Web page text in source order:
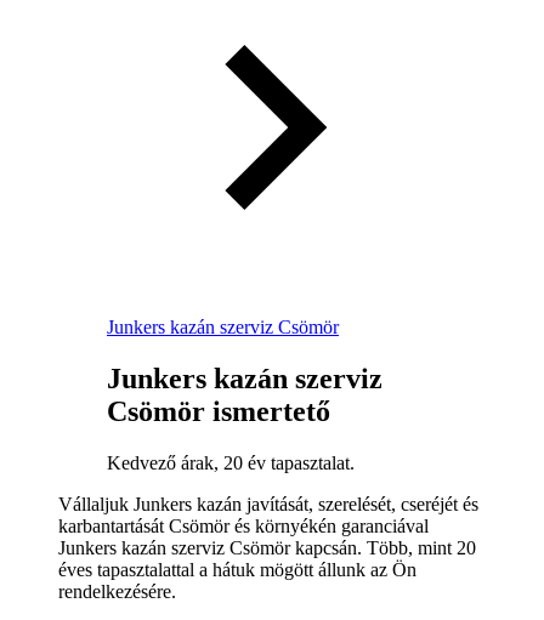
Junkers kazán szerviz Csömör
Junkers kazán szerviz
Csömör ismertető
Kedvező árak, 20 év tapasztalat.
Vállaljuk Junkers kazán javítását, szerelését, cseréjét és
karbantartását Csömör és környékén garanciával
Junkers kazán szerviz Csömör kapcsán. Több, mint 20
éves tapasztalattal a hátuk mögött állunk az Ön
rendelkezésére.